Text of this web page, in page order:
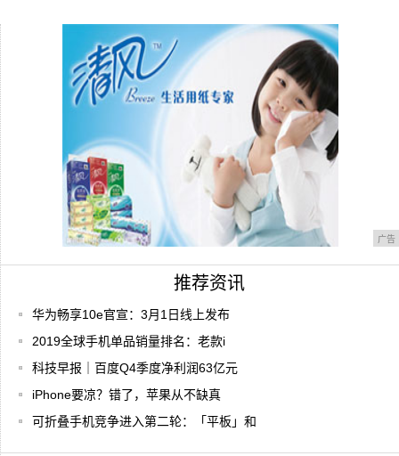
华为千元平板首曝：18W快充加持，处理器
广告
推荐资讯
华为畅享10e官宣：3月1日线上发布
2019全球手机单品销量排名：老款i
科技早报｜百度Q4季度净利润63亿元
iPhone要凉？错了，苹果从不缺真
可折叠手机竞争进入第二轮：「平板」和